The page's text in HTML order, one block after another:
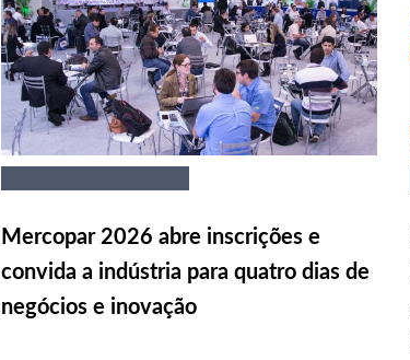
Mercopar 2026 abre inscrições e
convida a indústria para quatro dias de
negócios e inovação